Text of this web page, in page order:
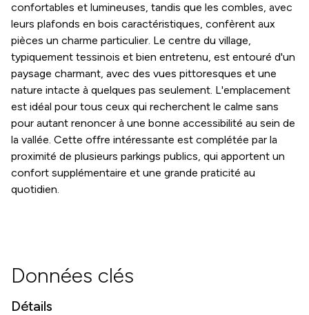
confortables et lumineuses, tandis que les combles, avec
leurs plafonds en bois caractéristiques, confèrent aux
pièces un charme particulier. Le centre du village,
typiquement tessinois et bien entretenu, est entouré d'un
paysage charmant, avec des vues pittoresques et une
nature intacte à quelques pas seulement. L'emplacement
est idéal pour tous ceux qui recherchent le calme sans
pour autant renoncer à une bonne accessibilité au sein de
la vallée. Cette offre intéressante est complétée par la
proximité de plusieurs parkings publics, qui apportent un
confort supplémentaire et une grande praticité au
quotidien.
Données clés
Détails